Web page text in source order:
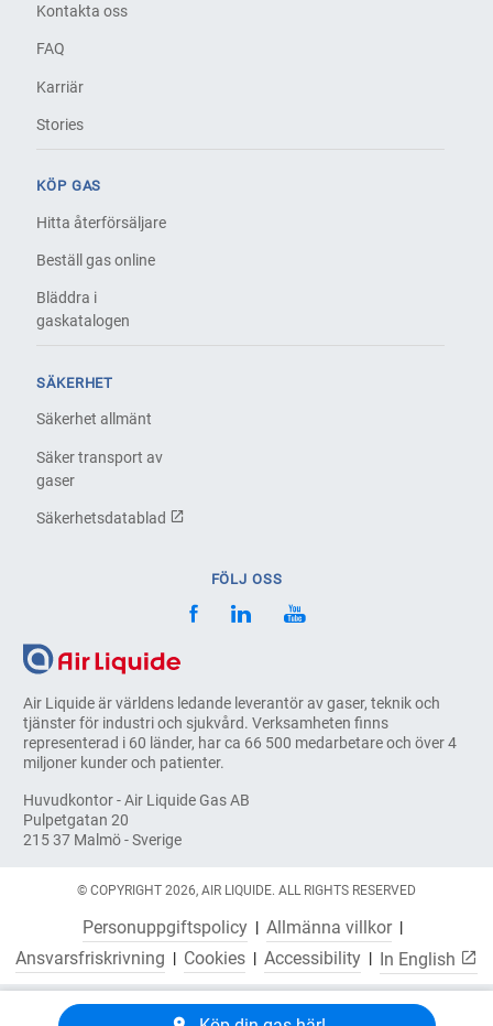
Air Liquide är världens ledande leverantör av gaser, teknik och
tjänster för industri och sjukvård. Verksamheten finns
representerad i 60 länder, har ca 66 500 medarbetare och över 4
miljoner kunder och patienter.
Huvudkontor - Air Liquide Gas AB
Pulpetgatan 20
215 37 Malmö - Sverige
Kontakta oss
FAQ
Karriär
Stories
KÖP GAS
Hitta återförsäljare
Beställ gas online
Bläddra i
gaskatalogen
SÄKERHET
Säkerhet allmänt
Säker transport av
gaser
Säkerhetsdatablad
FÖLJ OSS
© COPYRIGHT 2026, AIR LIQUIDE. ALL RIGHTS RESERVED
Personuppgiftspolicy
Allmänna villkor
Ansvarsfriskrivning
Cookies Accessibility In English